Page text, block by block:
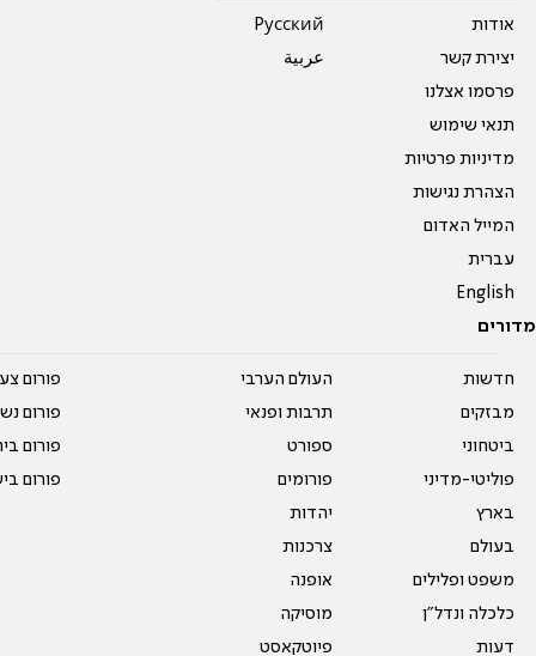
אודות
יצירת קשר
פרסמו אצלנו
תנאי שימוש
מדיניות פרטיות
הצהרת נגישות
המייל האדום
עברית
English
Pусский
عربية
מדורים
חדשות
מבזקים
ביטחוני
פוליטי-מדיני
בארץ
בעולם
משפט ופלילים
כלכלה ונדל"ן
דעות
העולם הערבי
תרבות ופנאי
ספורט
פורומים
יהדות
צרכנות
אופנה
מוסיקה
פיוטקאסט
פורום
פורום
פורום
פורום